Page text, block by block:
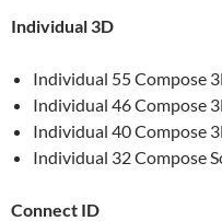
Individual 3D
Individual 55 Compose
Individual 46 Compose
Individual 40 Compose
Individual 32 Compose
Connect ID